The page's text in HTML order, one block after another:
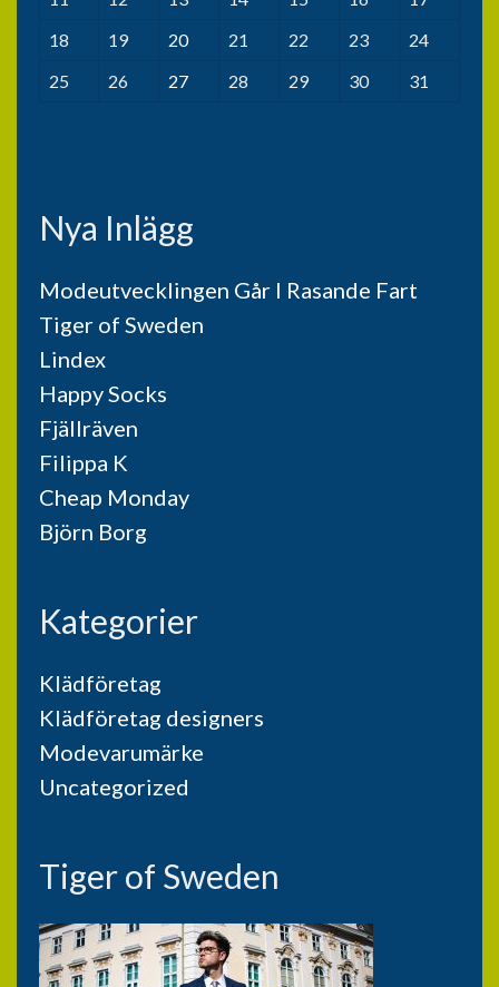
18
19 20 21 22 23
24
25
26 27 28 29 30 31
Nya Inlägg
Modeutvecklingen Går I Rasande Fart
Tiger of Sweden
Lindex
Happy Socks
Fjällräven
Filippa K
Cheap Monday
Björn Borg
Kategorier
Klädföretag
Klädföretag designers
Modevarumärke
Uncategorized
Tiger of Sweden